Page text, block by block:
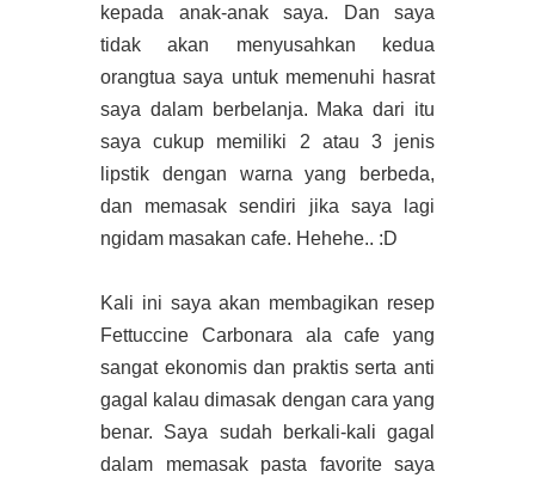
kepada anak-anak saya. Dan saya
tidak akan menyusahkan kedua
orangtua saya untuk memenuhi hasrat
saya dalam berbelanja. Maka dari itu
saya cukup memiliki 2 atau 3 jenis
lipstik dengan warna yang berbeda,
dan memasak sendiri jika saya lagi
ngidam masakan cafe. Hehehe.. :D
Kali ini saya akan membagikan resep
Fettuccine Carbonara ala cafe yang
sangat ekonomis dan praktis serta anti
gagal kalau dimasak dengan cara yang
benar. Saya sudah berkali-kali gagal
dalam memasak pasta favorite saya